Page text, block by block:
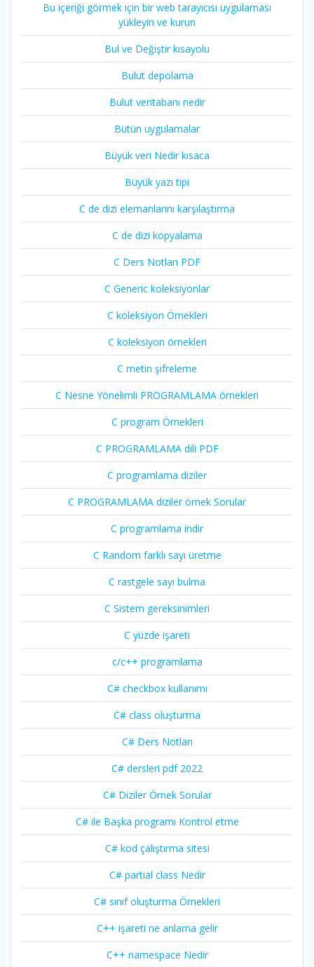
Bu içeriği görmek için bir web tarayıcısı uygulaması
yükleyin ve kurun
Bul ve Değiştir kısayolu
Bulut depolama
Bulut veritabanı nedir
Bütün uygulamalar
Büyük veri Nedir kısaca
Büyük yazı tipi
C de dizi elemanlarını karşılaştırma
C de dizi kopyalama
C Ders Notları PDF
C Generic koleksiyonlar
C koleksiyon Örnekleri
C koleksiyon örnekleri
C metin şifreleme
C Nesne Yönelimli PROGRAMLAMA örnekleri
C program Örnekleri
C PROGRAMLAMA dili PDF
C programlama diziler
C PROGRAMLAMA diziler örnek Sorular
C programlama indir
C Random farklı sayı üretme
C rastgele sayı bulma
C Sistem gereksinimleri
C yüzde işareti
c/c++ programlama
C# checkbox kullanımı
C# class oluşturma
C# Ders Notları
C# dersleri pdf 2022
C# Diziler Örnek Sorular
C# ile Başka programı Kontrol etme
C# kod çalıştırma sitesi
C# partial class Nedir
C# sınıf oluşturma Örnekleri
C++ işareti ne anlama gelir
C++ namespace Nedir